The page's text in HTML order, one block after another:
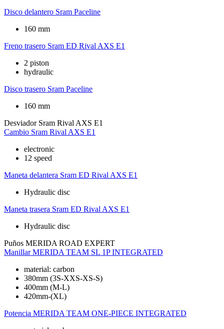
Disco delantero Sram Paceline
160 mm
Freno trasero Sram ED Rival AXS E1
2 piston
hydraulic
Disco trasero Sram Paceline
160 mm
Desviador Sram Rival AXS E1
Cambio Sram Rival AXS E1
electronic
12 speed
Maneta delantera Sram ED Rival AXS E1
Hydraulic disc
Maneta trasera Sram ED Rival AXS E1
Hydraulic disc
Puños MERIDA ROAD EXPERT
Manillar MERIDA TEAM SL 1P INTEGRATED
material: carbon
380mm (3S-XXS-XS-S)
400mm (M-L)
420mm-(XL)
Potencia MERIDA TEAM ONE-PIECE INTEGRATED